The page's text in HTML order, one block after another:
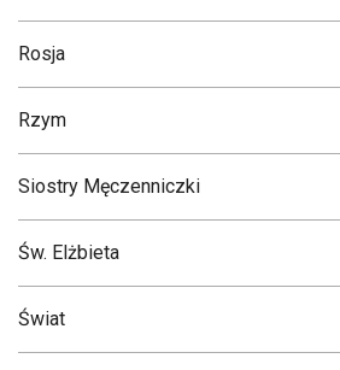
Rosja
Rzym
Siostry Męczenniczki
Św. Elżbieta
Świat